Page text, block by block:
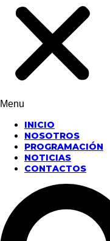
Menu
INICIO
NOSOTROS
PROGRAMACIÓN
NOTICIAS
CONTACTOS